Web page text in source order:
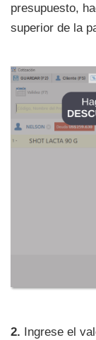
presupuesto,
superior de la
2. Ingrese el